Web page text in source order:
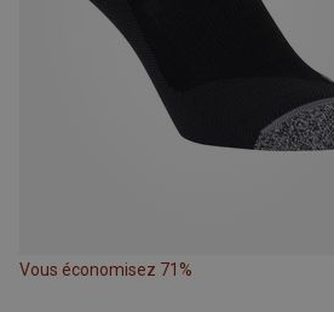
Vous économisez 71%